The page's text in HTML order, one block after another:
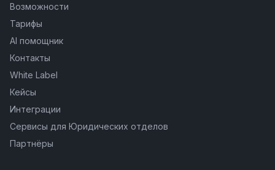
Возможности
Тарифы
AI помощник
Контакты
White Label
Кейсы
Интеграции
Сервисы для Юридических отделов
Партнёры